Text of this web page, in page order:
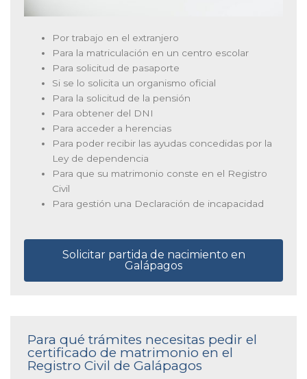
Por trabajo en el extranjero
Para la matriculación en un centro escolar
Para solicitud de pasaporte
Si se lo solicita un organismo oficial
Para la solicitud de la pensión
Para obtener del DNI
Para acceder a herencias
Para poder recibir las ayudas concedidas por la
Ley de dependencia
Para que su matrimonio conste en el Registro
Civil
Para gestión una Declaración de incapacidad
Solicitar partida de nacimiento en
Galápagos
Para qué trámites necesitas pedir el
certificado de matrimonio en el
Registro Civil de Galápagos